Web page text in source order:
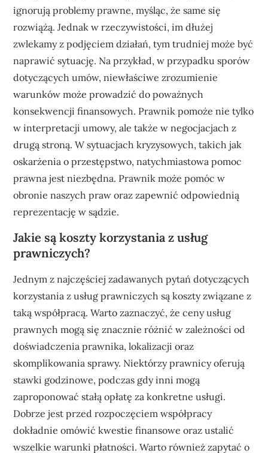
ignorują problemy prawne, myśląc, że same się
rozwiążą. Jednak w rzeczywistości, im dłużej
zwlekamy z podjęciem działań, tym trudniej może być
naprawić sytuację. Na przykład, w przypadku sporów
dotyczących umów, niewłaściwe zrozumienie
warunków może prowadzić do poważnych
konsekwencji finansowych. Prawnik pomoże nie tylko
w interpretacji umowy, ale także w negocjacjach z
drugą stroną. W sytuacjach kryzysowych, takich jak
oskarżenia o przestępstwo, natychmiastowa pomoc
prawna jest niezbędna. Prawnik może pomóc w
obronie naszych praw oraz zapewnić odpowiednią
reprezentację w sądzie.
Jakie są koszty korzystania z usług
prawniczych?
Jednym z najczęściej zadawanych pytań dotyczących
korzystania z usług prawniczych są koszty związane z
taką współpracą. Warto zaznaczyć, że ceny usług
prawnych mogą się znacznie różnić w zależności od
doświadczenia prawnika, lokalizacji oraz
skomplikowania sprawy. Niektórzy prawnicy oferują
stawki godzinowe, podczas gdy inni mogą
zaproponować stałą opłatę za konkretne usługi.
Dobrze jest przed rozpoczęciem współpracy
dokładnie omówić kwestie finansowe oraz ustalić
wszelkie warunki płatności. Warto również zapytać o